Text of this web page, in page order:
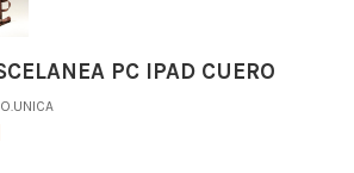
PC IPAD CUERO